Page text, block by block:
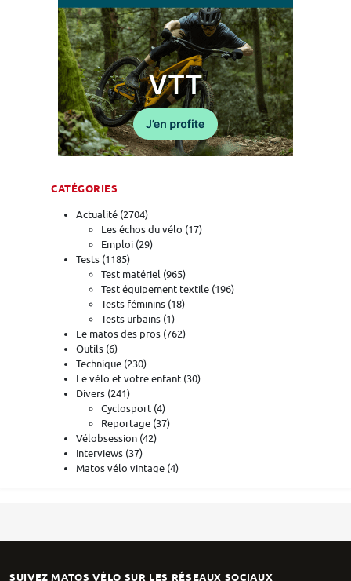
CATÉGORIES
Actualité (2704)
Les échos du vélo (17)
Emploi (29)
Tests (1185)
Test matériel (965)
Test équipement textile (196)
Tests féminins (18)
Tests urbains (1)
Le matos des pros (762)
Outils (6)
Technique (230)
Le vélo et votre enfant (30)
Divers (241)
Cyclosport (4)
Reportage (37)
Vélobsession (42)
Interviews (37)
Matos vélo vintage (4)